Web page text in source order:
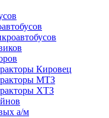
Кировец
МТЗ
ХТЗ
а/м